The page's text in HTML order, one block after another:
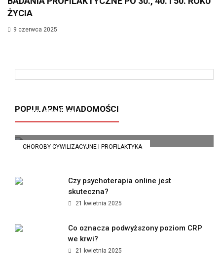
ŻYCIA
9 czerwca 2025
POPULARNE WIADOMOŚCI
CHOROBY CYWILIZACYJNE I PROFILAKTYKA
metabolizmu
Czy psychoterapia online jest
skuteczna?
21 kwietnia 2025
Co oznacza podwyższony poziom CRP
we krwi?
21 kwietnia 2025